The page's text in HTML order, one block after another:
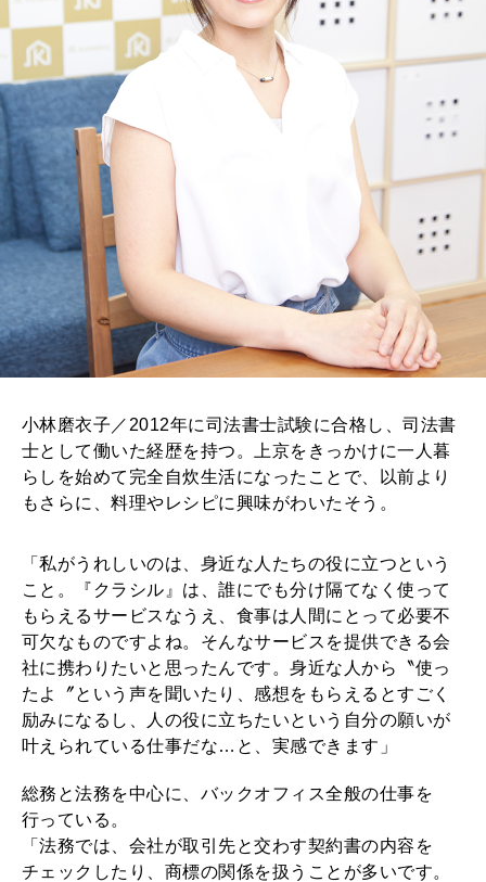
小林磨衣子／2012年に司法書士試験に合格し、司法書
士として働いた経歴を持つ。上京をきっかけに一人暮
らしを始めて完全自炊生活になったことで、以前より
もさらに、料理やレシピに興味がわいたそう。
「私がうれしいのは、身近な人たちの役に立つという
こと。『クラシル』は、誰にでも分け隔てなく使って
もらえるサービスなうえ、食事は人間にとって必要不
可欠なものですよね。そんなサービスを提供できる会
社に携わりたいと思ったんです。身近な人から〝使っ
たよ〞という声を聞いたり、感想をもらえるとすごく
励みになるし、人の役に立ちたいという自分の願いが
叶えられている仕事だな…と、実感できます」
総務と法務を中心に、バックオフィス全般の仕事を
行っている。
「法務では、会社が取引先と交わす契約書の内容を
チェックしたり、商標の関係を扱うことが多いです。